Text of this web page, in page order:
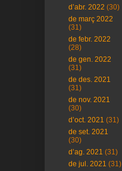
d’abr. 2022 (30)
de març 2022
(31)
de febr. 2022
(28)
de gen. 2022
(31)
de des. 2021
(31)
de nov. 2021
(30)
d’oct. 2021 (31)
de set. 2021
(30)
d’ag. 2021 (31)
de jul. 2021 (31)